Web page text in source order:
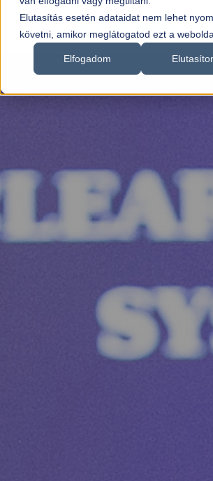
Elutasítás esetén adataidat nem lehet
követni, amikor meglátogatod ezt a
Elfogadom